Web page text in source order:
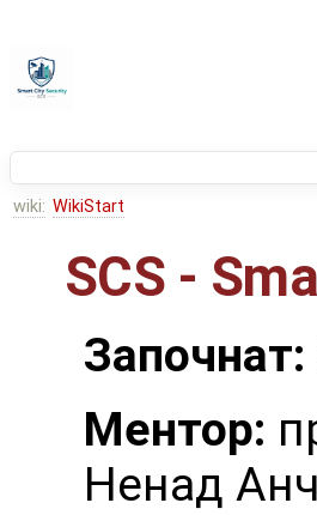
wiki: WikiStart
SCS -
Започнат:
Ментор:
Ненад